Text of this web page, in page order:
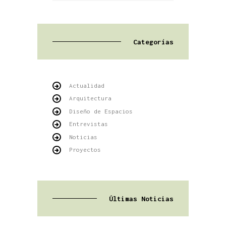
Categorías
Actualidad
Arquitectura
Diseño de Espacios
Entrevistas
Noticias
Proyectos
Últimas Noticias